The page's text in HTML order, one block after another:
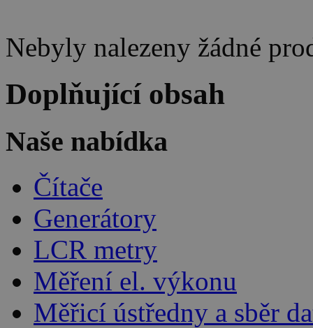
Nebyly nalezeny žádné
Doplňující obsah
Naše nabídka
Čítače
Generátory
LCR metry
Měření el. výkonu
Měřicí ústředny a sběr